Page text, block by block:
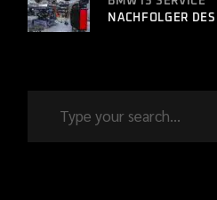
NACHFOLGER